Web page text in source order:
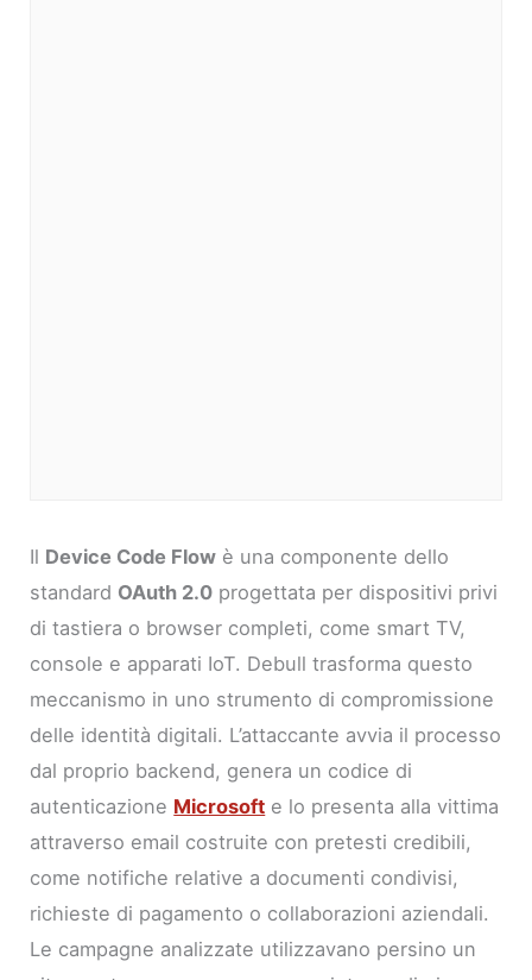
Il Device Code Flow è una componente dello
standard OAuth 2.0 progettata per dispositivi privi
di tastiera o browser completi, come smart TV,
console e apparati IoT. Debull trasforma questo
meccanismo in uno strumento di compromissione
delle identità digitali. L’attaccante avvia il processo
dal proprio backend, genera un codice di
autenticazione Microsoft e lo presenta alla vittima
attraverso email costruite con pretesti credibili,
come notifiche relative a documenti condivisi,
richieste di pagamento o collaborazioni aziendali.
Le campagne analizzate utilizzavano persino un